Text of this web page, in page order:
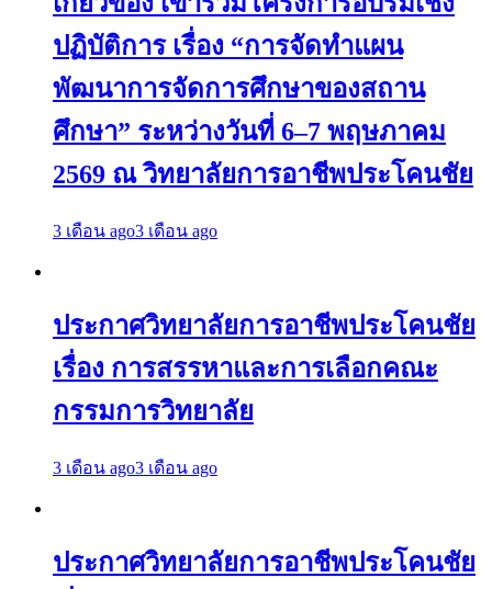
ปฏิบัติการ เรื่อง “การจัดทำแผน
พัฒนาการจัดการศึกษาของสถาน
ศึกษา” ระหว่างวันที่ 6–7 พฤษภาคม
2569 ณ วิทยาลัยการอาชีพประโคนชัย
3 เดือน ago3 เดือน ago
ประกาศวิทยาลัยการอาชีพประโคนชัย
เรื่อง การสรรหาและการเลือกคณะ
กรรมการวิทยาลัย
3 เดือน ago3 เดือน ago
ประกาศวิทยาลัยการอาชีพประโคนชัย